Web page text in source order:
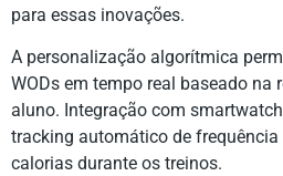
para essas inovações.
A personalização algorítmica
WODs em tempo real baseado na
aluno. Integração com
tracking automático de frequência
calorias durante os treinos.